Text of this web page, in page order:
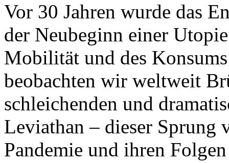
Vor 30 Jahren wurde das
der Neubeginn einer
Mobilität und des
beobachten wir weltweit
schleichenden und
Leviathan – dieser Sprung
Pandemie und ihren